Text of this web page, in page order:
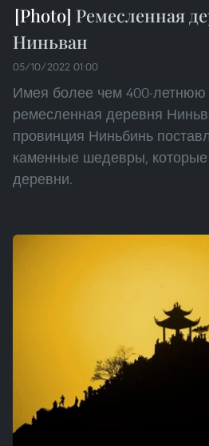
Ремесленная
Ниньван
05/10/2022 01:00
Имея более чем 400-летнюю
ремесленная деревня
провинция Ниньбинь
каменные шедевры,
деревни.